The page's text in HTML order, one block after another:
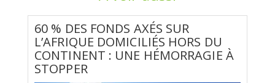
60 % DES FONDS AXÉS SUR
L’AFRIQUE DOMICILIÉS HORS DU
CONTINENT : UNE HÉMORRAGIE À
STOPPER